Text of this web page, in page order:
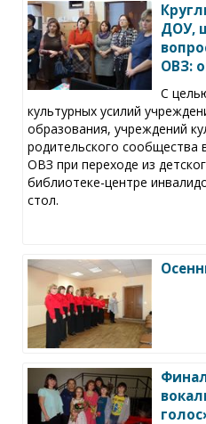
ДОУ,
ОВЗ:
С
культурных усилий
образования, учреждений
родительского сообщества
ОВЗ при переходе из
библиотеке-центре
стол.